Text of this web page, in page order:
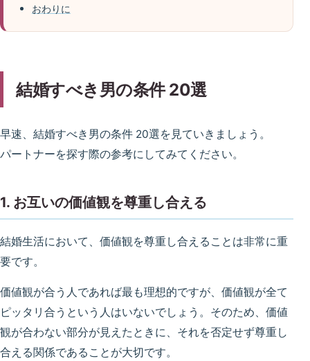
おわりに
結婚すべき男の条件 20選
早速、結婚すべき男の条件 20選を見ていきましょう。
パートナーを探す際の参考にしてみてください。
1. お互いの価値観を尊重し合える
結婚生活において、価値観を尊重し合えることは非常に重
要です。
価値観が合う人であれば最も理想的ですが、価値観が全て
ピッタリ合うという人はいないでしょう。そのため、価値
観が合わない部分が見えたときに、それを否定せず尊重し
合える関係であることが大切です。